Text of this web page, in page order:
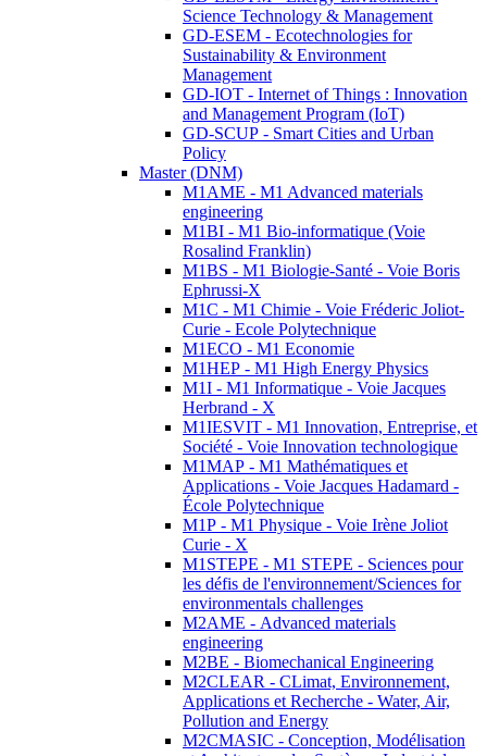
Science Technology & Management
GD-ESEM - Ecotechnologies for
Sustainability & Environment
Management
GD-IOT - Internet of Things : Innovation
and Management Program (IoT)
GD-SCUP - Smart Cities and Urban
Policy
Master (DNM)
M1AME - M1 Advanced materials
engineering
M1BI - M1 Bio-informatique (Voie
Rosalind Franklin)
M1BS - M1 Biologie-Santé - Voie Boris
Ephrussi-X
M1C - M1 Chimie - Voie Fréderic Joliot-
Curie - Ecole Polytechnique
M1ECO - M1 Economie
M1HEP - M1 High Energy Physics
M1I - M1 Informatique - Voie Jacques
Herbrand - X
M1IESVIT - M1 Innovation, Entreprise, et
Société - Voie Innovation technologique
M1MAP - M1 Mathématiques et
Applications - Voie Jacques Hadamard -
École Polytechnique
M1P - M1 Physique - Voie Irène Joliot
Curie - X
M1STEPE - M1 STEPE - Sciences pour
les défis de l'environnement/Sciences for
environmentals challenges
M2AME - Advanced materials
engineering
M2BE - Biomechanical Engineering
M2CLEAR - CLimat, Environnement,
Applications et Recherche - Water, Air,
Pollution and Energy
M2CMASIC - Conception, Modélisation